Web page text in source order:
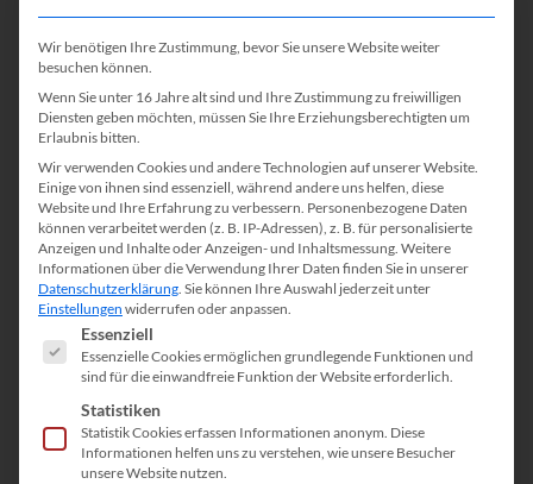
Newsletter August 2024
Wir benötigen Ihre Zustimmung, bevor Sie unsere Website weiter
besuchen können.
Wenn Sie unter 16 Jahre alt sind und Ihre Zustimmung zu freiwilligen
Diensten geben möchten, müssen Sie Ihre Erziehungsberechtigten um
Erlaubnis bitten.
Wir verwenden Cookies und andere Technologien auf unserer Website.
Einige von ihnen sind essenziell, während andere uns helfen, diese
Website und Ihre Erfahrung zu verbessern. Personenbezogene Daten
können verarbeitet werden (z. B. IP-Adressen), z. B. für personalisierte
Anzeigen und Inhalte oder Anzeigen- und Inhaltsmessung. Weitere
Informationen über die Verwendung Ihrer Daten finden Sie in unserer
Datenschutzerklärung Sie können Ihre Auswahl jederzeit unter
Einstellungen widerrufen oder anpassen.
Es folgt eine Liste der Service-Gruppen, für die eine
Essenziell
Essenzielle Cookies ermöglichen grundlegende Funktionen und
sind für die einwandfreie Funktion der Website erforderlich.
Statistiken
Statistik Cookies erfassen Informationen anonym. Diese
Informationen helfen uns zu verstehen, wie unsere Besucher
unsere Website nutzen.